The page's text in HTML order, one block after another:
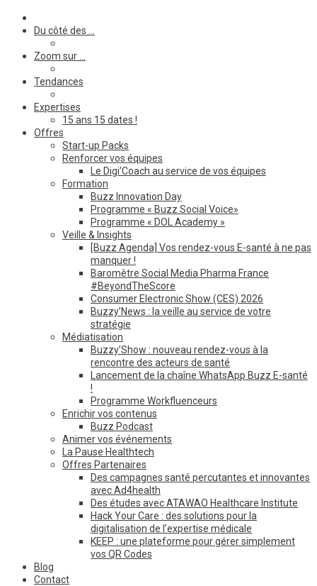
Du côté des …
Zoom sur …
Tendances
Expertises
15 ans 15 dates !
Offres
Start-up Packs
Renforcer vos équipes
Le Digi’Coach au service de vos équipes
Formation
Buzz Innovation Day
Programme « Buzz Social Voice»
Programme « DOL Academy »
Veille & Insights
[Buzz Agenda] Vos rendez-vous E-santé à ne pas
manquer !
Baromètre Social Media Pharma France
#BeyondTheScore
Consumer Electronic Show (CES) 2026
Buzzy’News : la veille au service de votre
stratégie
Médiatisation
Buzzy’Show : nouveau rendez-vous à la
rencontre des acteurs de santé
Lancement de la chaîne WhatsApp Buzz E-santé
!
Programme Workfluenceurs
Enrichir vos contenus
Buzz Podcast
Animer vos événements
La Pause Healthtech
Offres Partenaires
Des campagnes santé percutantes et innovantes
avec Ad4health
Des études avec ATAWAO Healthcare Institute
Hack Your Care : des solutions pour la
digitalisation de l’expertise médicale
KEEP : une plateforme pour gérer simplement
vos QR Codes
Blog
Contact